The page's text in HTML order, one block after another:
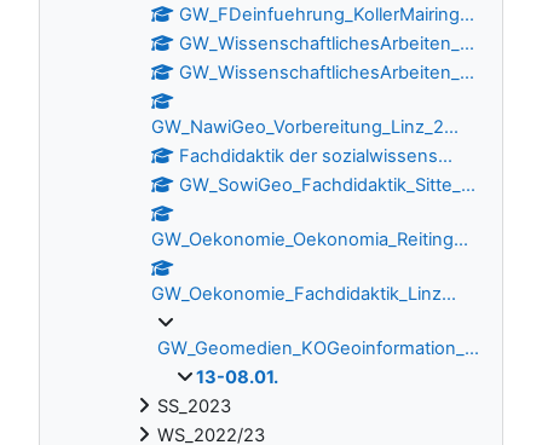
GW_FDeinfuehrung_KollerMairing...
GW_WissenschaftlichesArbeiten_...
GW_WissenschaftlichesArbeiten_...
GW_NawiGeo_Vorbereitung_Linz_2...
Fachdidaktik der sozialwissens...
GW_SowiGeo_Fachdidaktik_Sitte_...
GW_Oekonomie_Oekonomia_Reiting...
GW_Oekonomie_Fachdidaktik_Linz...
GW_Geomedien_KOGeoinformation_...
13-08.01.
SS_2023
WS_2022/23